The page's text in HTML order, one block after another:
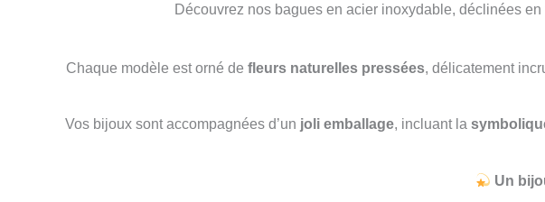
Découvrez nos bagues en acier inoxydable, déclinées en
Chaque modèle est orné defleurs naturelles pressées, délicatement
Vos bijoux sont accompagnées d’un joli emballage, incluant la
Un